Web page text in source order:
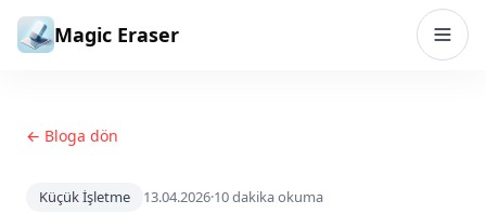
İçeriğe geç
Magic Eraser
← Bloga dön
Küçük İşletme 13.04.2026·10dakika okuma